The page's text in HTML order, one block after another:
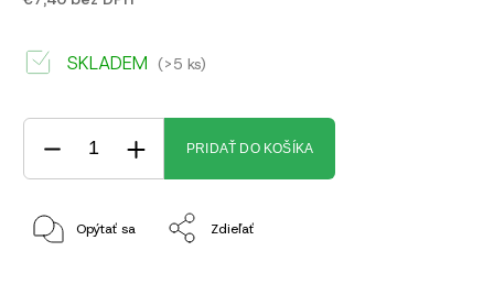
SKLADEM (>5 ks)
PRIDAŤ DO KOŠÍKA
Opýtať sa Zdieľať